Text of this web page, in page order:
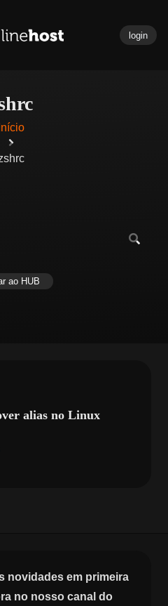
login
Início
ao HUB
alias no Linux
novidades em primeira
no nosso canal do